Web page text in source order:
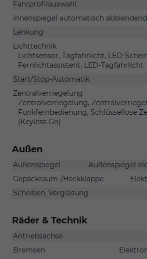
Fahrprofilauswahl
Innenspiegel automatisch abblendend
Lenkung
Lichttechnik
Lichtsensor, Tagfahrlicht, LED-
Fernlichtassistent, LED-Tagfahrlicht
Start/Stop-Automatik
Zentralverriegelung
Zentralverriegelung,
Funkfernbedienung, Schlüssellose
(Keyless Go)
Außen
Außenspiegel
Außenspiegel
Gepäckraum-/Heckklappe
Scheiben, Verglasung
Räder & Technik
Antriebsachse
Bremsen